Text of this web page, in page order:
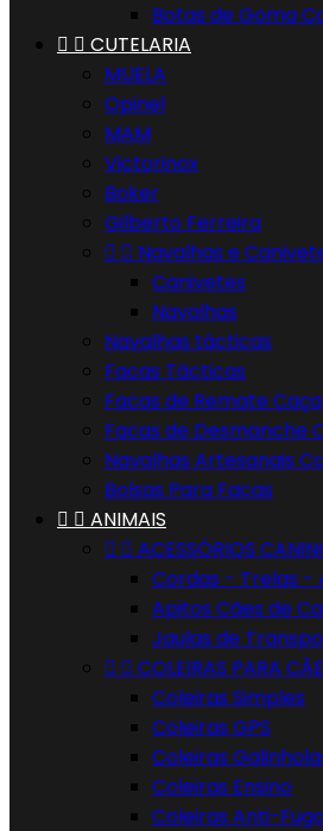
Botas de Goma
  CUTELARIA
MUELA
Opinel
MAM
Victorinox
Boker
Gilberto Ferreira
  Navalhas e
Canivetes
Navalhas
Navalhas tácticas
Facas Tácticas
Facas de Remate Caça
Facas de Desmanche
Navalhas Artesanais
Bolsas Para Facas
  ANIMAIS
  ACESSÓRIOS
Cordas - Trelas -
Apitos Cães de
Jaulas de
  COLEIRAS PARA
Coleiras Simples
Coleiras GPS
Coleiras
Coleiras Ensino
Coleiras Anti-